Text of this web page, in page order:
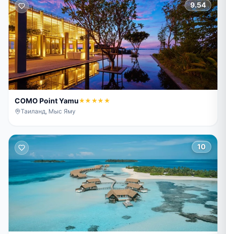
9.54
COMO Point Yamu★★★★★
Таиланд, Мыс Яму
10